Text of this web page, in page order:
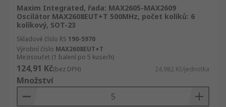
Maxim Integrated, řada: MAX2605-MAX2609
Oscilátor MAX2608EUT+T 500MHz, počet kolíků: 6
kolíkový, SOT-23
Skladové číslo RS 190-5970
Výrobní číslo MAX2608EUT+T
Mezisoučet (1 balení po 5 kusech)
124,91 Kč(bez DPH) 24,982 Kč/jednotka
Množství